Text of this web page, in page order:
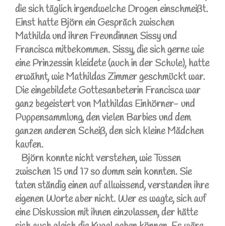
die sich täglich irgendwelche Drogen einschmeißt.
Einst hatte Björn ein Gespräch zwischen
Mathilda und ihren Freundinnen Sissy und
Francisca mitbekommen. Sissy, die sich gerne wie
eine Prinzessin kleidete (auch in der Schule), hatte
erwähnt, wie Mathildas Zimmer geschmückt war.
Die eingebildete Gottesanbeterin Francisca war
ganz begeistert von Mathildas Einhörner- und
Puppensammlung, den vielen Barbies und dem
ganzen anderen Scheiß, den sich kleine Mädchen
kaufen.
Björn konnte nicht verstehen, wie Tussen
zwischen 15 und 17 so dumm sein konnten. Sie
taten ständig einen auf allwissend, verstanden ihre
eigenen Worte aber nicht. Wer es wagte, sich auf
eine Diskussion mit ihnen einzulassen, der hätte